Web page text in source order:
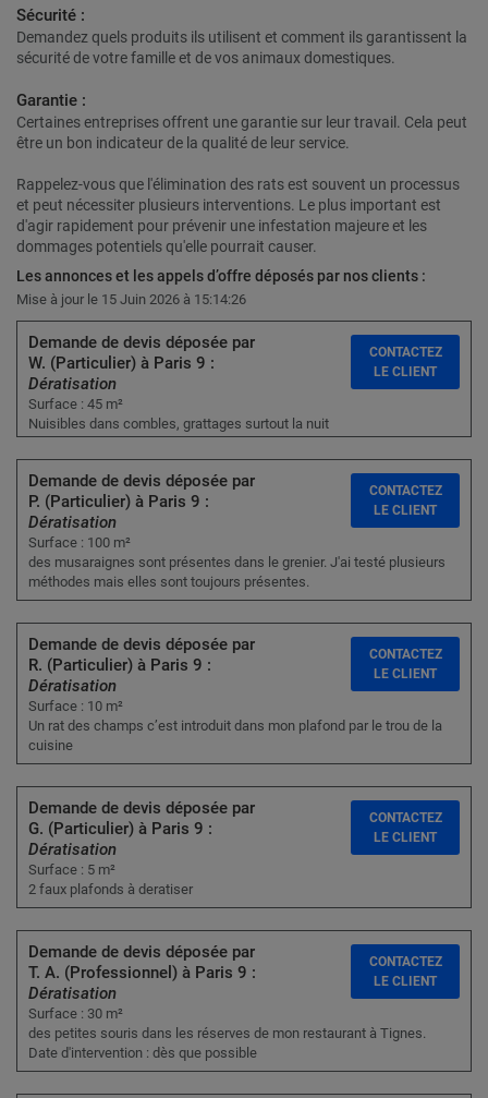
Sécurité :
Demandez quels produits ils utilisent et comment ils garantissent la
sécurité de votre famille et de vos animaux domestiques.
Garantie :
Certaines entreprises offrent une garantie sur leur travail. Cela peut
être un bon indicateur de la qualité de leur service.
Rappelez-vous que l'élimination des rats est souvent un processus
et peut nécessiter plusieurs interventions. Le plus important est
d'agir rapidement pour prévenir une infestation majeure et les
dommages potentiels qu'elle pourrait causer.
Les annonces et les appels d’offre déposés par nos clients :
Mise à jour le 15 Juin 2026 à 15:14:26
Demande de devis déposée par
W. (Particulier) à Paris 9 :
Dératisation
Surface : 45 m²
Nuisibles dans combles, grattages surtout la nuit
CONTACTEZ
LE CLIENT
Demande de devis déposée par
P. (Particulier) à Paris 9 :
Dératisation
Surface : 100 m²
des musaraignes sont présentes dans le grenier. J'ai testé plusieurs
méthodes mais elles sont toujours présentes.
CONTACTEZ
LE CLIENT
Demande de devis déposée par
R. (Particulier) à Paris 9 :
Dératisation
Surface : 10 m²
Un rat des champs c’est introduit dans mon plafond par le trou de la
cuisine
CONTACTEZ
LE CLIENT
Demande de devis déposée par
G. (Particulier) à Paris 9 :
Dératisation
Surface : 5 m²
2 faux plafonds à deratiser
CONTACTEZ
LE CLIENT
Demande de devis déposée par
T. A. (Professionnel) à Paris 9 :
Dératisation
Surface : 30 m²
des petites souris dans les réserves de mon restaurant à Tignes.
Date d'intervention : dès que possible
CONTACTEZ
LE CLIENT